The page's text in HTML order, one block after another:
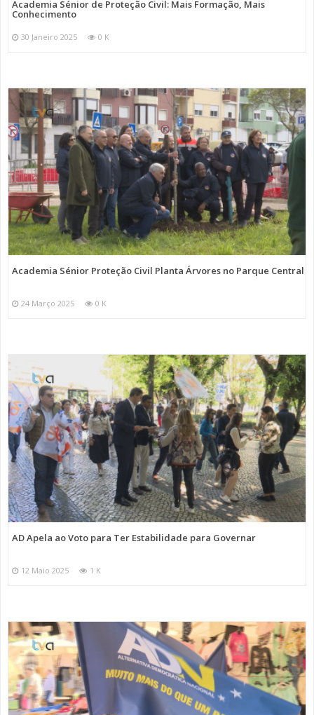
Academia Sénior de Proteção Civil: Mais Formação, Mais
Conhecimento
30 Janeiro 2025 0 K
Academia Sénior Proteção Civil Planta Árvores no Parque Central
24 Março 2025 0 K
AD Apela ao Voto para Ter Estabilidade para Governar
12 Maio 2025 1 K